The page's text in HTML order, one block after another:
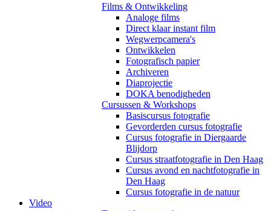
Films & Ontwikkeling
Analoge films
Direct klaar instant film
Wegwerpcamera's
Ontwikkelen
Fotografisch papier
Archiveren
Diaprojectie
DOKA benodigheden
Cursussen & Workshops
Basiscursus fotografie
Gevorderden cursus fotografie
Cursus fotografie in Diergaarde
Blijdorp
Cursus straatfotografie in Den Haag
Cursus avond en nachtfotografie in
Den Haag
Cursus fotografie in de natuur
Video